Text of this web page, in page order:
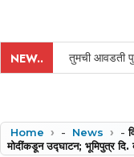
NEW.. तुमची आवडती
Home - News -
मोदींकडून उद्घाटन; भूमिपुत्र दि.